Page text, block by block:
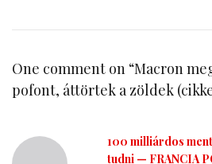
One comment on “Macron
pofont, áttörtek a zöldek
100 milliárdos
tudni — FRANCIA